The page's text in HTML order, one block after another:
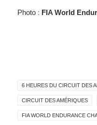
Photo : FIA World
6 HEURES DU CIRCUIT DES
CIRCUIT DES AMÉRIQUES
FIA WORLD ENDURANCE